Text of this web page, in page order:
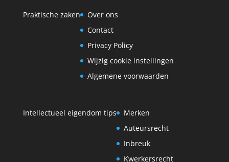
Praktische zaken
Over ons
Contact
Privacy Policy
Wijzig cookie instellingen
Algemene voorwaarden
Intellectueel eigendom tips
Merken
Auteursrecht
Inbreuk
Kwerkersrecht